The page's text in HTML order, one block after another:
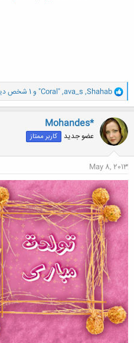
و
ا
ک
ن
ش
ه
ا
Shahab
,
ava_s
,
"Coral" و 1 شخص دیگر
Mohandes*
عضو جدید کاربر ممتاز
May 8, 2013